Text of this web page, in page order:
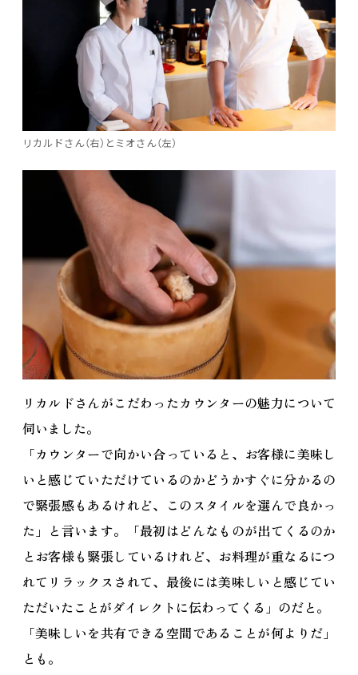
リカルドさん（右）とミオさん（左）
リカルドさんがこだわったカウンターの魅力について
伺いました。
「カウンターで向かい合っていると、お客様に美味し
いと感じていただけているのかどうかすぐに分かるの
で緊張感もあるけれど、このスタイルを選んで良かっ
た」と言います。「最初はどんなものが出てくるのか
とお客様も緊張しているけれど、お料理が重なるにつ
れてリラックスされて、最後には美味しいと感じてい
ただいたことがダイレクトに伝わってくる」のだと。
「美味しいを共有できる空間であることが何よりだ」
とも。